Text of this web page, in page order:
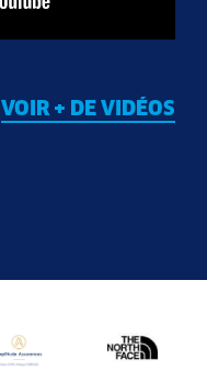
VOIR + DE VIDÉOS